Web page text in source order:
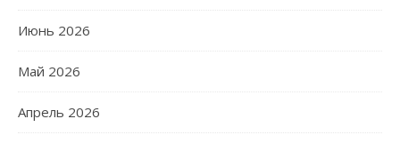
Июнь 2026
Май 2026
Апрель 2026